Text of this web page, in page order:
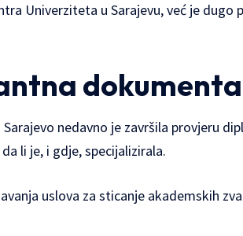
Univerziteta u Sarajevu, već je dugo
nedavno je završila provjeru
li je, i gdje, specijalizirala.
uslova za sticanje akademskih